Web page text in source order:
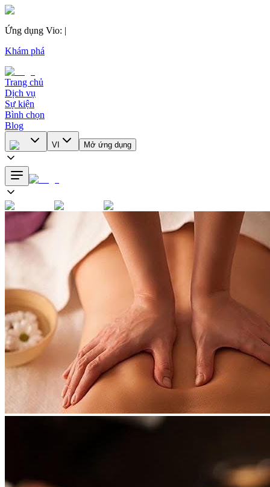
Ứng dụng Vio: |
Khám phá
Trang chủ
Dịch vụ
Sự kiện
Bình chọn
Blog
VI Mở ứng dụng